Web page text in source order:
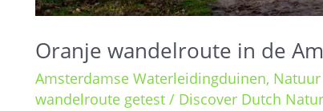
Oranje wandelroute in de
Amsterdamse Waterleidingduinen,
wandelroute getest / Discover Dutch